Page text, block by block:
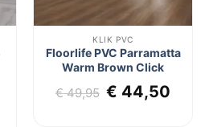
KLIK PVC
Floorlife PVC Parramatta
Warm Brown Click
€49,95 € 44,50